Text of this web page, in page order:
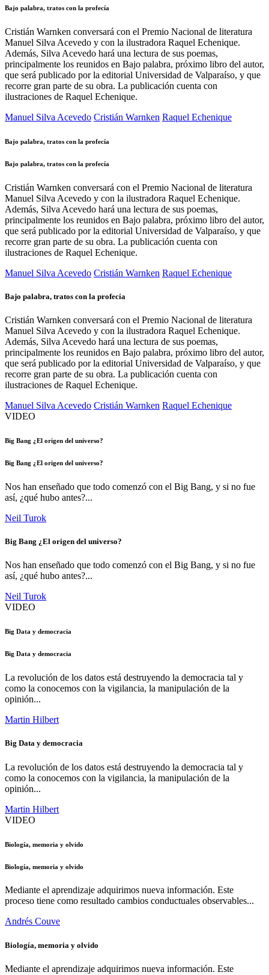
Bajo palabra, tratos con la profecía
Cristián Warnken conversará con el Premio Nacional de literatura
Manuel Silva Acevedo y con la ilustradora Raquel Echenique.
Además, Silva Acevedo hará una lectura de sus poemas,
principalmente los reunidos en Bajo palabra, próximo libro del autor,
que será publicado por la editorial Universidad de Valparaíso, y que
recorre gran parte de su obra. La publicación cuenta con
ilustraciones de Raquel Echenique.
Manuel Silva Acevedo Cristián Warnken Raquel Echenique
Bajo palabra, tratos con la profecía
Bajo palabra, tratos con la profecía
Cristián Warnken conversará con el Premio Nacional de literatura
Manuel Silva Acevedo y con la ilustradora Raquel Echenique.
Además, Silva Acevedo hará una lectura de sus poemas,
principalmente los reunidos en Bajo palabra, próximo libro del autor,
que será publicado por la editorial Universidad de Valparaíso, y que
recorre gran parte de su obra. La publicación cuenta con
ilustraciones de Raquel Echenique.
Manuel Silva Acevedo Cristián Warnken Raquel Echenique
Bajo palabra, tratos con la profecía
Cristián Warnken conversará con el Premio Nacional de literatura
Manuel Silva Acevedo y con la ilustradora Raquel Echenique.
Además, Silva Acevedo hará una lectura de sus poemas,
principalmente los reunidos en Bajo palabra, próximo libro del autor,
que será publicado por la editorial Universidad de Valparaíso, y que
recorre gran parte de su obra. La publicación cuenta con
ilustraciones de Raquel Echenique.
Manuel Silva Acevedo Cristián Warnken Raquel Echenique
VIDEO
Big Bang ¿El origen del universo?
Big Bang ¿El origen del universo?
Nos han enseñado que todo comenzó con el Big Bang, y si no fue
así, ¿qué hubo antes?...
Neil Turok
Big Bang ¿El origen del universo?
Nos han enseñado que todo comenzó con el Big Bang, y si no fue
así, ¿qué hubo antes?...
Neil Turok
VIDEO
Big Data y democracia
Big Data y democracia
La revolución de los datos está destruyendo la democracia tal y
como la conocemos con la vigilancia, la manipulación de la
opinión...
Martin Hilbert
Big Data y democracia
La revolución de los datos está destruyendo la democracia tal y
como la conocemos con la vigilancia, la manipulación de la
opinión...
Martin Hilbert
VIDEO
Biología, memoria y olvido
Biología, memoria y olvido
Mediante el aprendizaje adquirimos nueva información. Este
proceso tiene como resultado cambios conductuales observables...
Andrés Couve
Biología, memoria y olvido
Mediante el aprendizaje adquirimos nueva información. Este